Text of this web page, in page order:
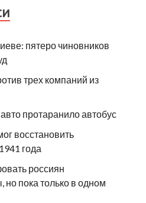
пятеро чиновников
трех компаний из
протаранило автобус
восстановить
года
россиян
пока только в одном